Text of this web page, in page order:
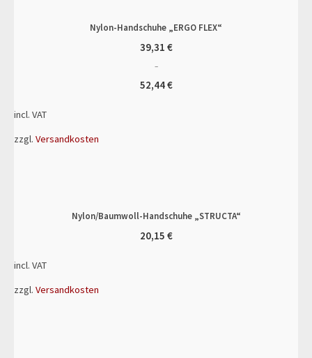
Nylon-Handschuhe „ERGO FLEX“
39,31 €
–
52,44€
incl. VAT
zzgl. Versandkosten
Nylon/Baumwoll-Handschuhe „STRUCTA“
20,15 €
incl. VAT
zzgl. Versandkosten